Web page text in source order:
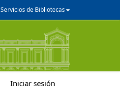
Servicios de Bibliotecas
Iniciar sesión